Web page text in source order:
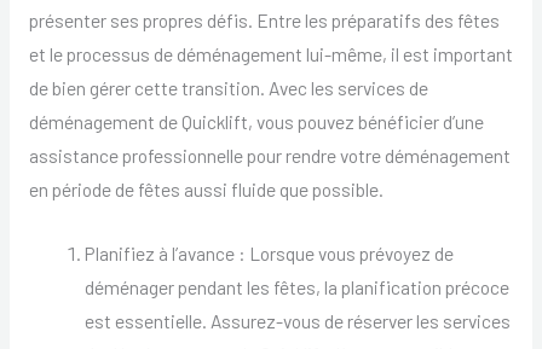
présenter ses propres défis. Entre les préparatifs des fêtes
et le processus de déménagement lui-même, il est important
de bien gérer cette transition. Avec les services de
déménagement de Quicklift, vous pouvez bénéficier d’une
assistance professionnelle pour rendre votre déménagement
en période de fêtes aussi fluide que possible.
Planifiez à l’avance : Lorsque vous prévoyez de
déménager pendant les fêtes, la planification précoce
est essentielle. Assurez-vous de réserver les services